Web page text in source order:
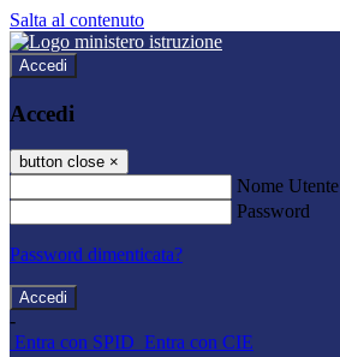
Salta al contenuto
Accedi
Accedi
button close ×
Nome Utente
Password
Password dimenticata?
-
Entra con SPID Entra con CIE